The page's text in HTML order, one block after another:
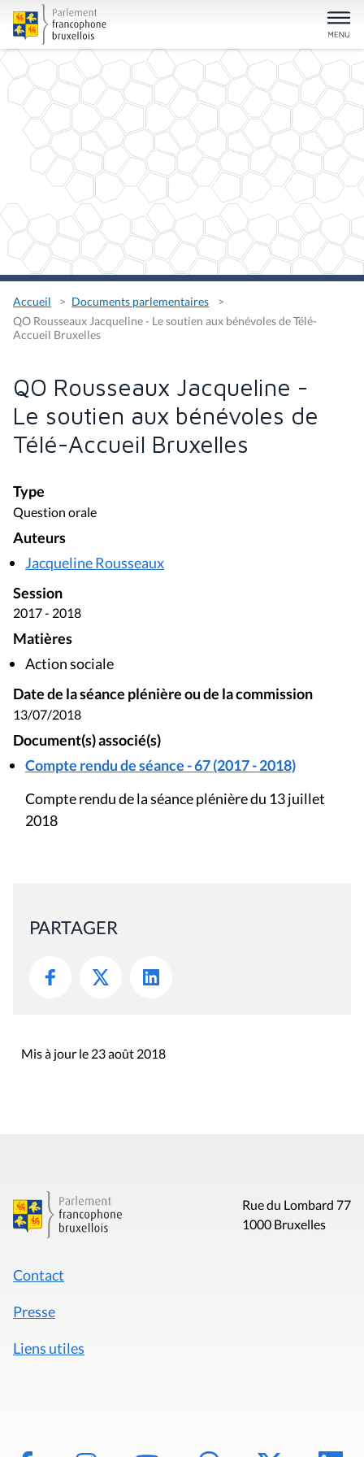
Accueil
Documents parlementaires
QO Rousseaux Jacqueline - Le soutien aux bénévoles de Télé-
Accueil Bruxelles
QO Rousseaux Jacqueline -
Le soutien aux bénévoles de
Télé-Accueil Bruxelles
Type
Question orale
Auteurs
Jacqueline Rousseaux
Session
2017 - 2018
Matières
Action sociale
Date de la séance plénière ou de la commission
13/07/2018
Document(s) associé(s)
Compte rendu de séance - 67 (2017 - 2018)
Compte rendu de la séance plénière du 13 juillet
2018
PARTAGER
Mis à jour le 23 août 2018
Rue du Lombard 77
1000 Bruxelles
Contact
Presse
Liens utiles